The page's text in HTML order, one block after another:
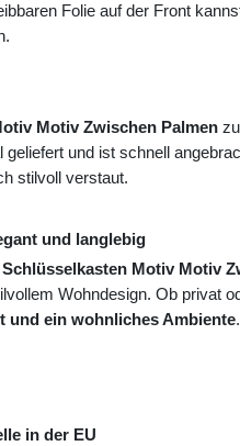
Folie auf der Front
Motiv Zwischen Palmen
geliefert und ist schnell
stilvoll verstaut.
und langlebig
Motiv Motiv
Wohndesign. Ob privat
und ein wohnliches Ambiente.
in der EU